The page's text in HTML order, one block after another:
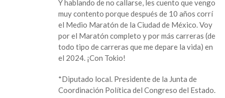
Y hablando de no callarse, les cuento que vengo
muy contento porque después de 10 años corrí
el Medio Maratón de la Ciudad de México. Voy
por el Maratón completo y por más carreras (de
todo tipo de carreras que me depare la vida) en
el 2024. ¡Con Tokio!
*Diputado local. Presidente de la Junta de
Coordinación Política del Congreso del Estado.